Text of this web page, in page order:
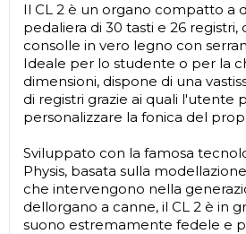
Il CL 2 è un organo compatto a
pedaliera di 30 tasti e 26 registri,
consolle in vero legno con
Ideale per lo studente o per la
dimensioni, dispone di una
di registri grazie ai quali l'utente
personalizzare la fonica del
Sviluppato con la famosa
Physis, basata sulla
che intervengono nella
dellorgano a canne, il CL 2 è in
suono estremamente fedele e